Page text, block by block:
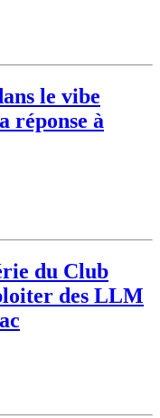
le vibe
réponse à
du Club
des LLM